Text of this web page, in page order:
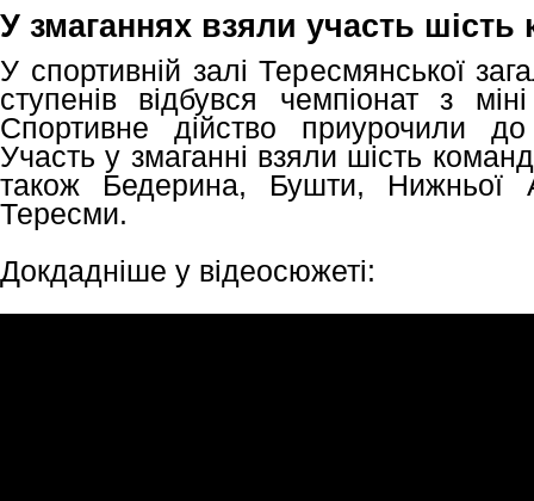
У змаганнях взяли участь
У спортивній залі Тересмянської
ступенів відбувся чемпіонат з
Спортивне дійство приурочили
Участь у змаганні взяли шість
також Бедерина, Бушти, Нижньої
Тересми.
Докдадніше у відеосюжеті: